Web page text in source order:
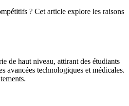
? Cet article explore les raisons
de haut niveau, attirant des étudiants
avancées technologiques et médicales.